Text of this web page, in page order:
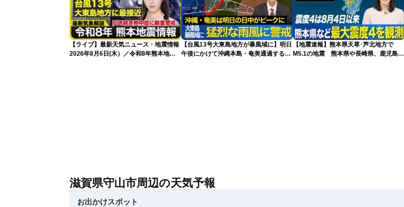
【ライブ】最新天気ニュース・地震情報
2026年8月6日(木）／令和8年熊本地震
【台風13号大東島地方が暴風域に】明日
午後にかけて沖縄本島・奄美通過する見
【地震速報】熊本県天草･芦北地方で
M5.1の地震 熊本県や長崎県、鹿児島県
滋賀県守山市周辺の天気予報
お出かけスポット